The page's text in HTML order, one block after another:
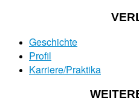
Geschichte
Profil
Karriere/Praktika